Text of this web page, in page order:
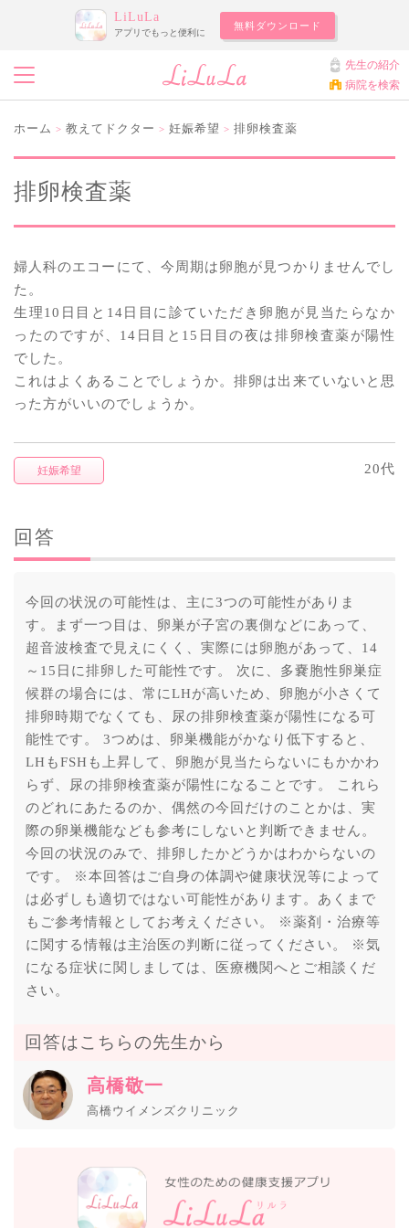
LiLuLa
アプリでもっと便利に
無料ダウンロード
先生の紹介
病院を検索
ホーム > 教えてドクター > 妊娠希望 > 排卵検査薬
排卵検査薬
婦人科のエコーにて、今周期は卵胞が見つかりませんでし
た。
生理10日目と14日目に診ていただき卵胞が見当たらなか
ったのですが、14日目と15日目の夜は排卵検査薬が陽性
でした。
これはよくあることでしょうか。排卵は出来ていないと思
った方がいいのでしょうか。
妊娠希望 20代
回答
今回の状況の可能性は、主に3つの可能性がありま
す。まず一つ目は、卵巣が子宮の裏側などにあって、
超音波検査で見えにくく、実際には卵胞があって、14
～15日に排卵した可能性です。 次に、多嚢胞性卵巣症
候群の場合には、常にLHが高いため、卵胞が小さくて
排卵時期でなくても、尿の排卵検査薬が陽性になる可
能性です。 3つめは、卵巣機能がかなり低下すると、
LHもFSHも上昇して、卵胞が見当たらないにもかかわ
らず、尿の排卵検査薬が陽性になることです。 これら
のどれにあたるのか、偶然の今回だけのことかは、実
際の卵巣機能なども参考にしないと判断できません。
今回の状況のみで、排卵したかどうかはわからないの
です。 ※本回答はご自身の体調や健康状況等によって
は必ずしも適切ではない可能性があります。あくまで
もご参考情報としてお考えください。 ※薬剤・治療等
に関する情報は主治医の判断に従ってください。 ※気
になる症状に関しましては、医療機関へとご相談くだ
さい。
回答はこちらの先生から
高橋敬一
高橋ウイメンズクリニック